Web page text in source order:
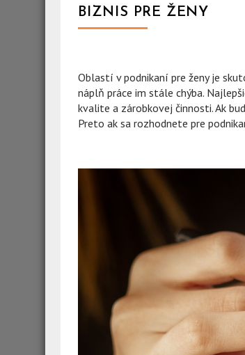
BIZNIS PRE ŽENY
Oblastí v podnikaní pre ženy je
náplň práce im stále chýba.
kvalite a zárobkovej činnosti. Ak
Preto ak sa rozhodnete pre